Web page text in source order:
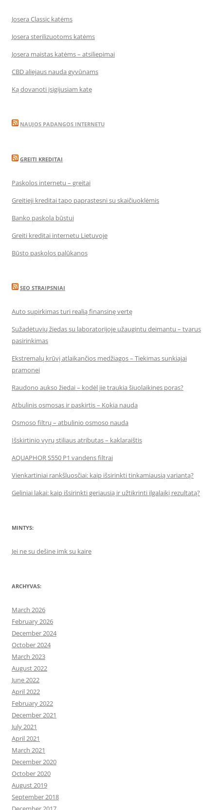
Josera Classic katėms
Josera sterilizuotoms katėms
Josera maistas katėms – atsiliepimai
CBD aliejaus nauda gyvūnams
Ką dovanoti įsigijusiam katę
NAUJOS PADANGOS INTERNETU
GREITI KREDITAI
Paskolos internetu – greitai
Greitieji kreditai tapo paprastesni su skaičiuoklėmis
Banko paskola būstui
Greiti kreditai internetu Lietuvoje
Būsto paskolos palūkanos
SEO STRAIPSNIAI
Auto supirkimas turi realią finansinę vertę
Sužadėtuvių žiedas su laboratorijoje užaugintu deimantu – tvarus
pasirinkimas
Ekstremalų krūvį atlaikančios medžiagos – Tiekimas sunkiajai
pramonei
Raudono aukso žiedai – kodėl jie traukia šiuolaikines poras?
Atbulinis osmosas ir paskirtis – Kokia nauda
Osmoso filtrų – atbulinio osmoso nauda
Išskirtinio vyrų stiliaus atributas – kaklaraištis
AQUAPHOR S550 P1 vandens filtrai
Vienkartiniai rankšluosčiai: kaip išsirinkti tinkamiausią variantą?
Geliniai lakai: kaip išsirinkti geriausią ir užtikrinti ilgalaikį rezultatą?
MINTYS:
Jei ne su dešine imk su kaire
ARCHYVAS:
March 2026
February 2026
December 2024
October 2024
March 2023
August 2022
June 2022
April 2022
February 2022
December 2021
July 2021
April 2021
March 2021
December 2020
October 2020
August 2019
September 2018